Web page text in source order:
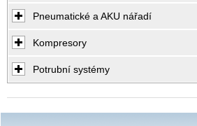
Pneumatické a AKU nářadí
Kompresory
Potrubní systémy